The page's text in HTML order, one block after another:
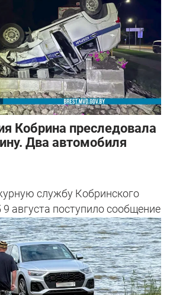
Кобрина преследовала
Два автомобиля
службу Кобринского
августа поступило сообщение